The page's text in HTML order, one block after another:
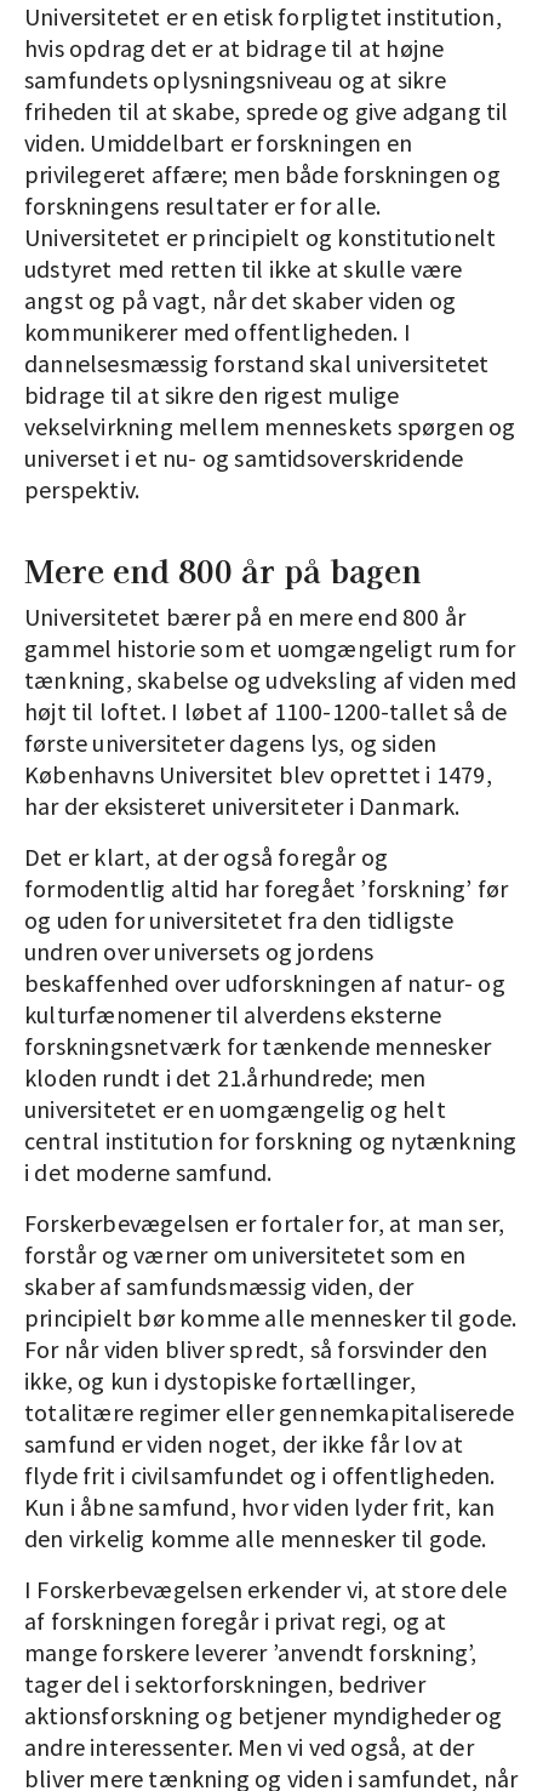
Universitetet er en etisk forpligtet institution,
hvis opdrag det er at bidrage til at højne
samfundets oplysningsniveau og at sikre
friheden til at skabe, sprede og give adgang til
viden. Umiddelbart er forskningen en
privilegeret affære; men både forskningen og
forskningens resultater er for alle.
Universitetet er principielt og konstitutionelt
udstyret med retten til ikke at skulle være
angst og på vagt, når det skaber viden og
kommunikerer med offentligheden. I
dannelsesmæssig forstand skal universitetet
bidrage til at sikre den rigest mulige
vekselvirkning mellem menneskets spørgen og
universet i et nu- og samtidsoverskridende
perspektiv.
Mere end 800 år på bagen
Universitetet bærer på en mere end 800 år
gammel historie som et uomgængeligt rum for
tænkning, skabelse og udveksling af viden med
højt til loftet. I løbet af 1100-1200-tallet så de
første universiteter dagens lys, og siden
Københavns Universitet blev oprettet i 1479,
har der eksisteret universiteter i Danmark.
Det er klart, at der også foregår og
formodentlig altid har foregået ’forskning’ før
og uden for universitetet fra den tidligste
undren over universets og jordens
beskaffenhed over udforskningen af natur- og
kulturfænomener til alverdens eksterne
forskningsnetværk for tænkende mennesker
kloden rundt i det 21.århundrede; men
universitetet er en uomgængelig og helt
central institution for forskning og nytænkning
i det moderne samfund.
Forskerbevægelsen er fortaler for, at man ser,
forstår og værner om universitetet som en
skaber af samfundsmæssig viden, der
principielt bør komme alle mennesker til gode.
For når viden bliver spredt, så forsvinder den
ikke, og kun i dystopiske fortællinger,
totalitære regimer eller gennemkapitaliserede
samfund er viden noget, der ikke får lov at
flyde frit i civilsamfundet og i offentligheden.
Kun i åbne samfund, hvor viden lyder frit, kan
den virkelig komme alle mennesker til gode.
I Forskerbevægelsen erkender vi, at store dele
af forskningen foregår i privat regi, og at
mange forskere leverer ’anvendt forskning’,
tager del i sektorforskningen, bedriver
aktionsforskning og betjener myndigheder og
andre interessenter. Men vi ved også, at der
bliver mere tænkning og viden i samfundet, når